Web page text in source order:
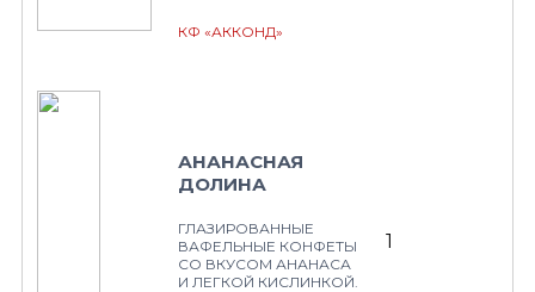
КФ «АККОНД»
АНАНАСНАЯ
ДОЛИНА
ГЛАЗИРОВАННЫЕ
ВАФЕЛЬНЫЕ КОНФЕТЫ
СО ВКУСОМ АНАНАСА
И ЛЕГКОЙ КИСЛИНКОЙ.
1